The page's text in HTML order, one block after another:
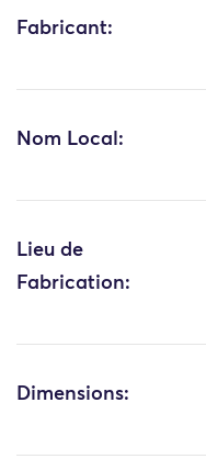
Fabricant:
Nom Local:
Lieu de
Fabrication:
Dimensions: